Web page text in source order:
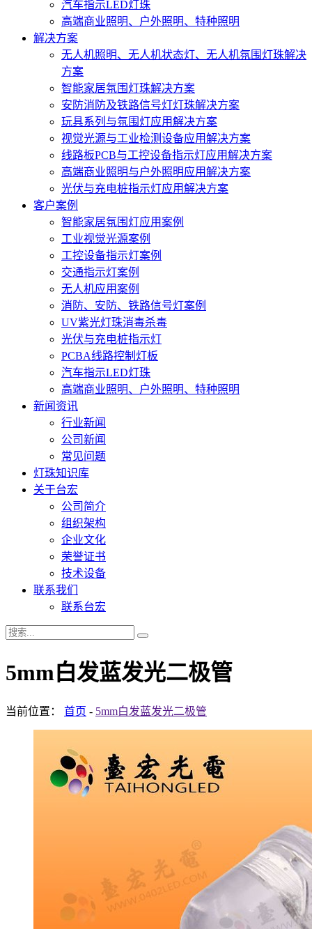
汽车指示LED灯珠
高端商业照明、户外照明、特种照明
解决方案
无人机照明、无人机状态灯、无人机氛围灯珠解决
方案
智能家居氛围灯珠解决方案
安防消防及铁路信号灯灯珠解决方案
玩具系列与氛围灯应用解决方案
视觉光源与工业检测设备应用解决方案
线路板PCB与工控设备指示灯应用解决方案
高端商业照明与户外照明应用解决方案
光伏与充电桩指示灯应用解决方案
客户案例
智能家居氛围灯应用案例
工业视觉光源案例
工控设备指示灯案例
交通指示灯案例
无人机应用案例
消防、安防、铁路信号灯案例
UV紫光灯珠消毒杀毒
光伏与充电桩指示灯
PCBA线路控制灯板
汽车指示LED灯珠
高端商业照明、户外照明、特种照明
新闻资讯
行业新闻
公司新闻
常见问题
灯珠知识库
关于台宏
公司简介
组织架构
企业文化
荣誉证书
技术设备
联系我们
联系台宏
5mm白发蓝发光二极管
当前位置： 首页 - 5mm白发蓝发光二极管